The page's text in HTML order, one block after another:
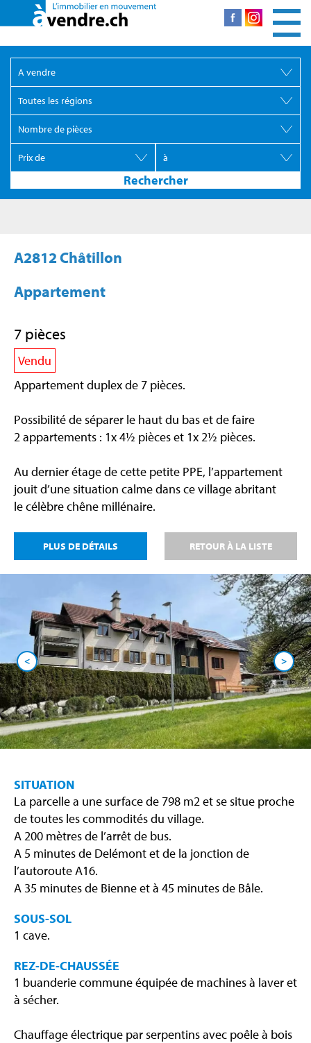
A2812 Châtillon
Appartement
7 pièces
Vendu
Appartement duplex de 7 pièces.
Possibilité de séparer le haut du bas et de faire
2 appartements : 1x 4½ pièces et 1x 2½ pièces.
Au dernier étage de cette petite PPE, l’appartement
jouit d’une situation calme dans ce village abritant
le célèbre chêne millénaire.
PLUS DE DÉTAILS RETOUR À LA LISTE
< >
SITUATION
La parcelle a une surface de 798 m2 et se situe proche
de toutes les commodités du village.
A 200 mètres de l’arrêt de bus.
A 5 minutes de Delémont et de la jonction de
l’autoroute A16.
A 35 minutes de Bienne et à 45 minutes de Bâle.
SOUS-SOL
1 cave.
REZ-DE-CHAUSSÉE
1 buanderie commune équipée de machines à laver et
à sécher.
Chauffage électrique par serpentins avec poêle à bois